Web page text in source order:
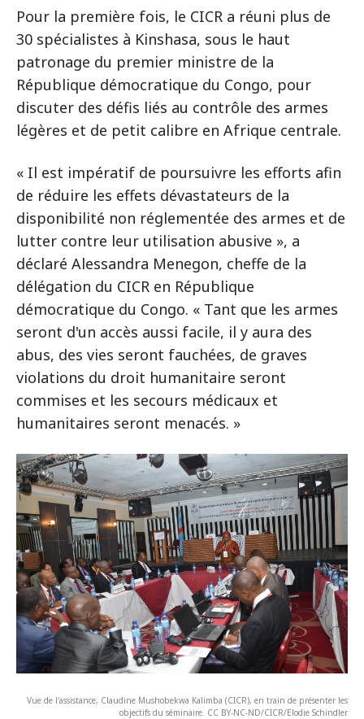
Pour la première fois, le CICR a réuni plus de
30 spécialistes à Kinshasa, sous le haut
patronage du premier ministre de la
République démocratique du Congo, pour
discuter des défis liés au contrôle des armes
légères et de petit calibre en Afrique centrale.
« Il est impératif de poursuivre les efforts afin
de réduire les effets dévastateurs de la
disponibilité non réglementée des armes et de
lutter contre leur utilisation abusive », a
déclaré Alessandra Menegon, cheffe de la
délégation du CICR en République
démocratique du Congo. « Tant que les armes
seront d'un accès aussi facile, il y aura des
abus, des vies seront fauchées, de graves
violations du droit humanitaire seront
commises et les secours médicaux et
humanitaires seront menacés. »
Vue de l'assistance, Claudine Mushobekwa Kalimba (CICR), en train de présenter les
objectifs du séminaire. CC BY-NC-ND/CICR/Elodie Schindler